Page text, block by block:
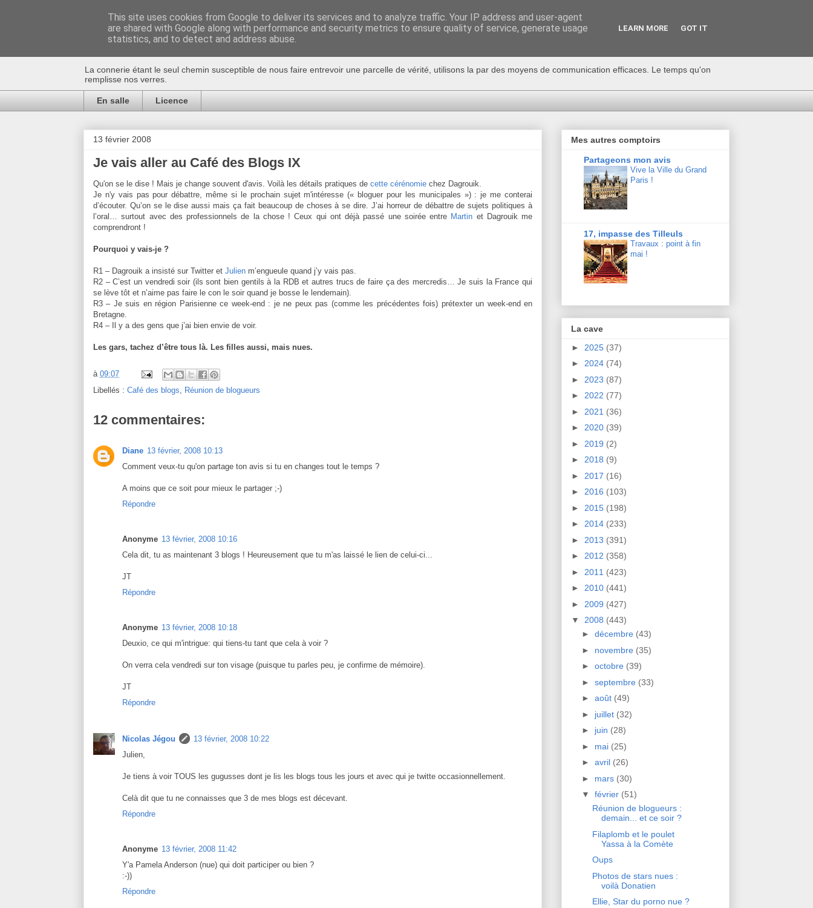
Au bistro !
La connerie étant le seul chemin susceptible de nous faire entrevoir une parcelle de vérité, utilisons la par des moyens de communication efficaces. Le temps qu'on
remplisse nos verres.
En salle Licence
13 février 2008
Je vais aller au Café des Blogs IX
Qu'on se le dise ! Mais je change souvent d'avis. Voilà les détails pratiques de cette cérénomie chez Dagrouik.
Je n'y vais pas pour débattre, même si le prochain sujet m'intéresse (« bloguer pour les municipales ») : je me conterai
d’écouter. Qu’on se le dise aussi mais ça fait beaucoup de choses à se dire. J’ai horreur de débattre de sujets politiques à
l’oral… surtout avec des professionnels de la chose ! Ceux qui ont déjà passé une soirée entre Martin et Dagrouik me
comprendront !
Pourquoi y vais-je ?
R1 – Dagrouik a insisté sur Twitter et Julien m’engueule quand j’y vais pas.
R2 – C’est un vendredi soir (ils sont bien gentils à la RDB et autres trucs de faire ça des mercredis… Je suis la France qui
se lève tôt et n’aime pas faire le con le soir quand je bosse le lendemain).
R3 – Je suis en région Parisienne ce week-end : je ne peux pas (comme les précédentes fois) prétexter un week-end en
Bretagne.
R4 – Il y a des gens que j’ai bien envie de voir.
Les gars, tachez d’être tous là. Les filles aussi, mais nues.
à 09:07
Libellés : Café des blogs Réunion de blogueurs
12 commentaires:
Diane 13 février, 2008 10:13
Comment veux-tu qu'on partage ton avis si tu en changes tout le temps ?
A moins que ce soit pour mieux le partager ;-)
Répondre
Anonyme 13 février, 2008 10:16
Cela dit, tu as maintenant 3 blogs ! Heureusement que tu m'as laissé le lien de celui-ci...
JT
Répondre
Anonyme 13 février, 2008 10:18
Deuxio, ce qui m'intrigue: qui tiens-tu tant que cela à voir ?
On verra cela vendredi sur ton visage (puisque tu parles peu, je confirme de mémoire).
JT
Répondre
Nicolas Jégou
13 février, 2008 10:22
Julien,
Je tiens à voir TOUS les gugusses dont je lis les blogs tous les jours et avec qui je twitte occasionnellement.
Celà dit que tu ne connaisses que 3 de mes blogs est décevant.
Répondre
Anonyme 13 février, 2008 11:42
Y'a Pamela Anderson (nue) qui doit participer ou bien ?
:-))
Répondre
Mes autres comptoirs
Partageons mon avis
Vive la Ville du Grand
Paris !
17, impasse des Tilleuls
Travaux : point à fin
mai !
La cave
► 2025 (37)
► 2024 (74)
► 2023 (87)
► 2022 (77)
► 2021 (36)
► 2020 (39)
► 2019 (2)
► 2018 (9)
► 2017 (16)
► 2016 (103)
► 2015 (198)
► 2014 (233)
► 2013 (391)
► 2012 (358)
► 2011 (423)
► 2010 (441)
► 2009 (427)
▼ 2008 (443)
► décembre (43)
► novembre (35)
► octobre (39)
► septembre (33)
► août (49)
► juillet (32)
► juin (28)
► mai (25)
► avril (26)
► mars (30)
▼ février (51)
Réunion de blogueurs :
demain... et ce soir ?
Filaplomb et le poulet
Yassa à la Comète
Oups
Photos de stars nues :
voilà Donatien
Ellie, Star du porno nue ?
This site uses cookies from Google to deliver its services and to analyze traffic. Your IP address and user-agent
are shared with Google along with performance and security metrics to ensure quality of service, generate usage
statistics, and to detect and address abuse.
LEARN MORE GOT IT